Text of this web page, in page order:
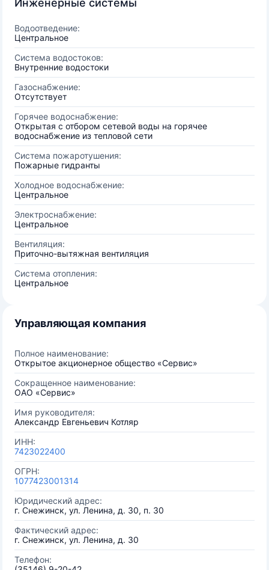
Инженерные системы
Водоотведение:
Центральное
Система водостоков:
Внутренние водостоки
Газоснабжение:
Отсутствует
Горячее водоснабжение:
Открытая с отбором сетевой воды на горячее
водоснабжение из тепловой сети
Система пожаротушения:
Пожарные гидранты
Холодное водоснабжение:
Центральное
Электроснабжение:
Центральное
Вентиляция:
Приточно-вытяжная вентиляция
Система отопления:
Центральное
Управляющая компания
Полное наименование:
Открытое акционерное общество «Сервис»
Сокращенное наименование:
ОАО «Сервис»
Имя руководителя:
Александр Евгеньевич Котляр
ИНН:
7423022400
ОГРН:
1077423001314
Юридический адрес:
г. Снежинск, ул. Ленина, д. 30, п. 30
Фактический адрес:
г. Снежинск, ул. Ленина, д. 30
Телефон: